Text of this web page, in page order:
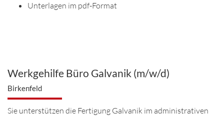
Unterlagen im pdf-Format
Werkgehilfe Büro Galvanik (m/w/d)
Birkenfeld
Sie unterstützen die Fertigung Galvanik im administrativen